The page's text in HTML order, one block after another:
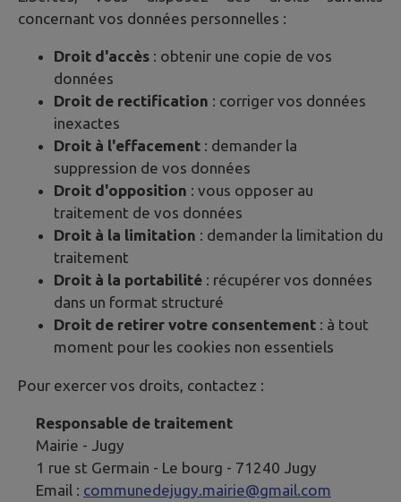
concernant vos données personnelles :
Droit d'accès : obtenir une copie de vos
données
Droit de rectification : corriger vos données
inexactes
Droit à l'effacement : demander la
suppression de vos données
Droit d'opposition : vous opposer au
traitement de vos données
Droit à la limitation : demander la limitation du
traitement
Droit à la portabilité : récupérer vos données
dans un format structuré
Droit de retirer votre consentement : à tout
moment pour les cookies non essentiels
Pour exercer vos droits, contactez :
Responsable de traitement
Mairie - Jugy
1 rue st Germain - Le bourg - 71240 Jugy
Email : communedejugy.mairie@gmail.com